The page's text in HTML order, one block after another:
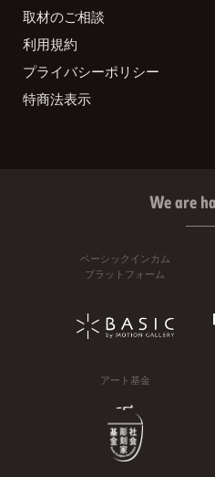
取材のご相談
利用規約
プライバシーポリシー
特商法表示
We are
ベーシックインカム
プラットフォーム
アート基金